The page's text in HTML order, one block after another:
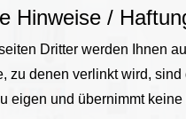
Hinweise /
Dritter werden Ihnen
zu denen verlinkt wird,
eigen und übernimmt keine